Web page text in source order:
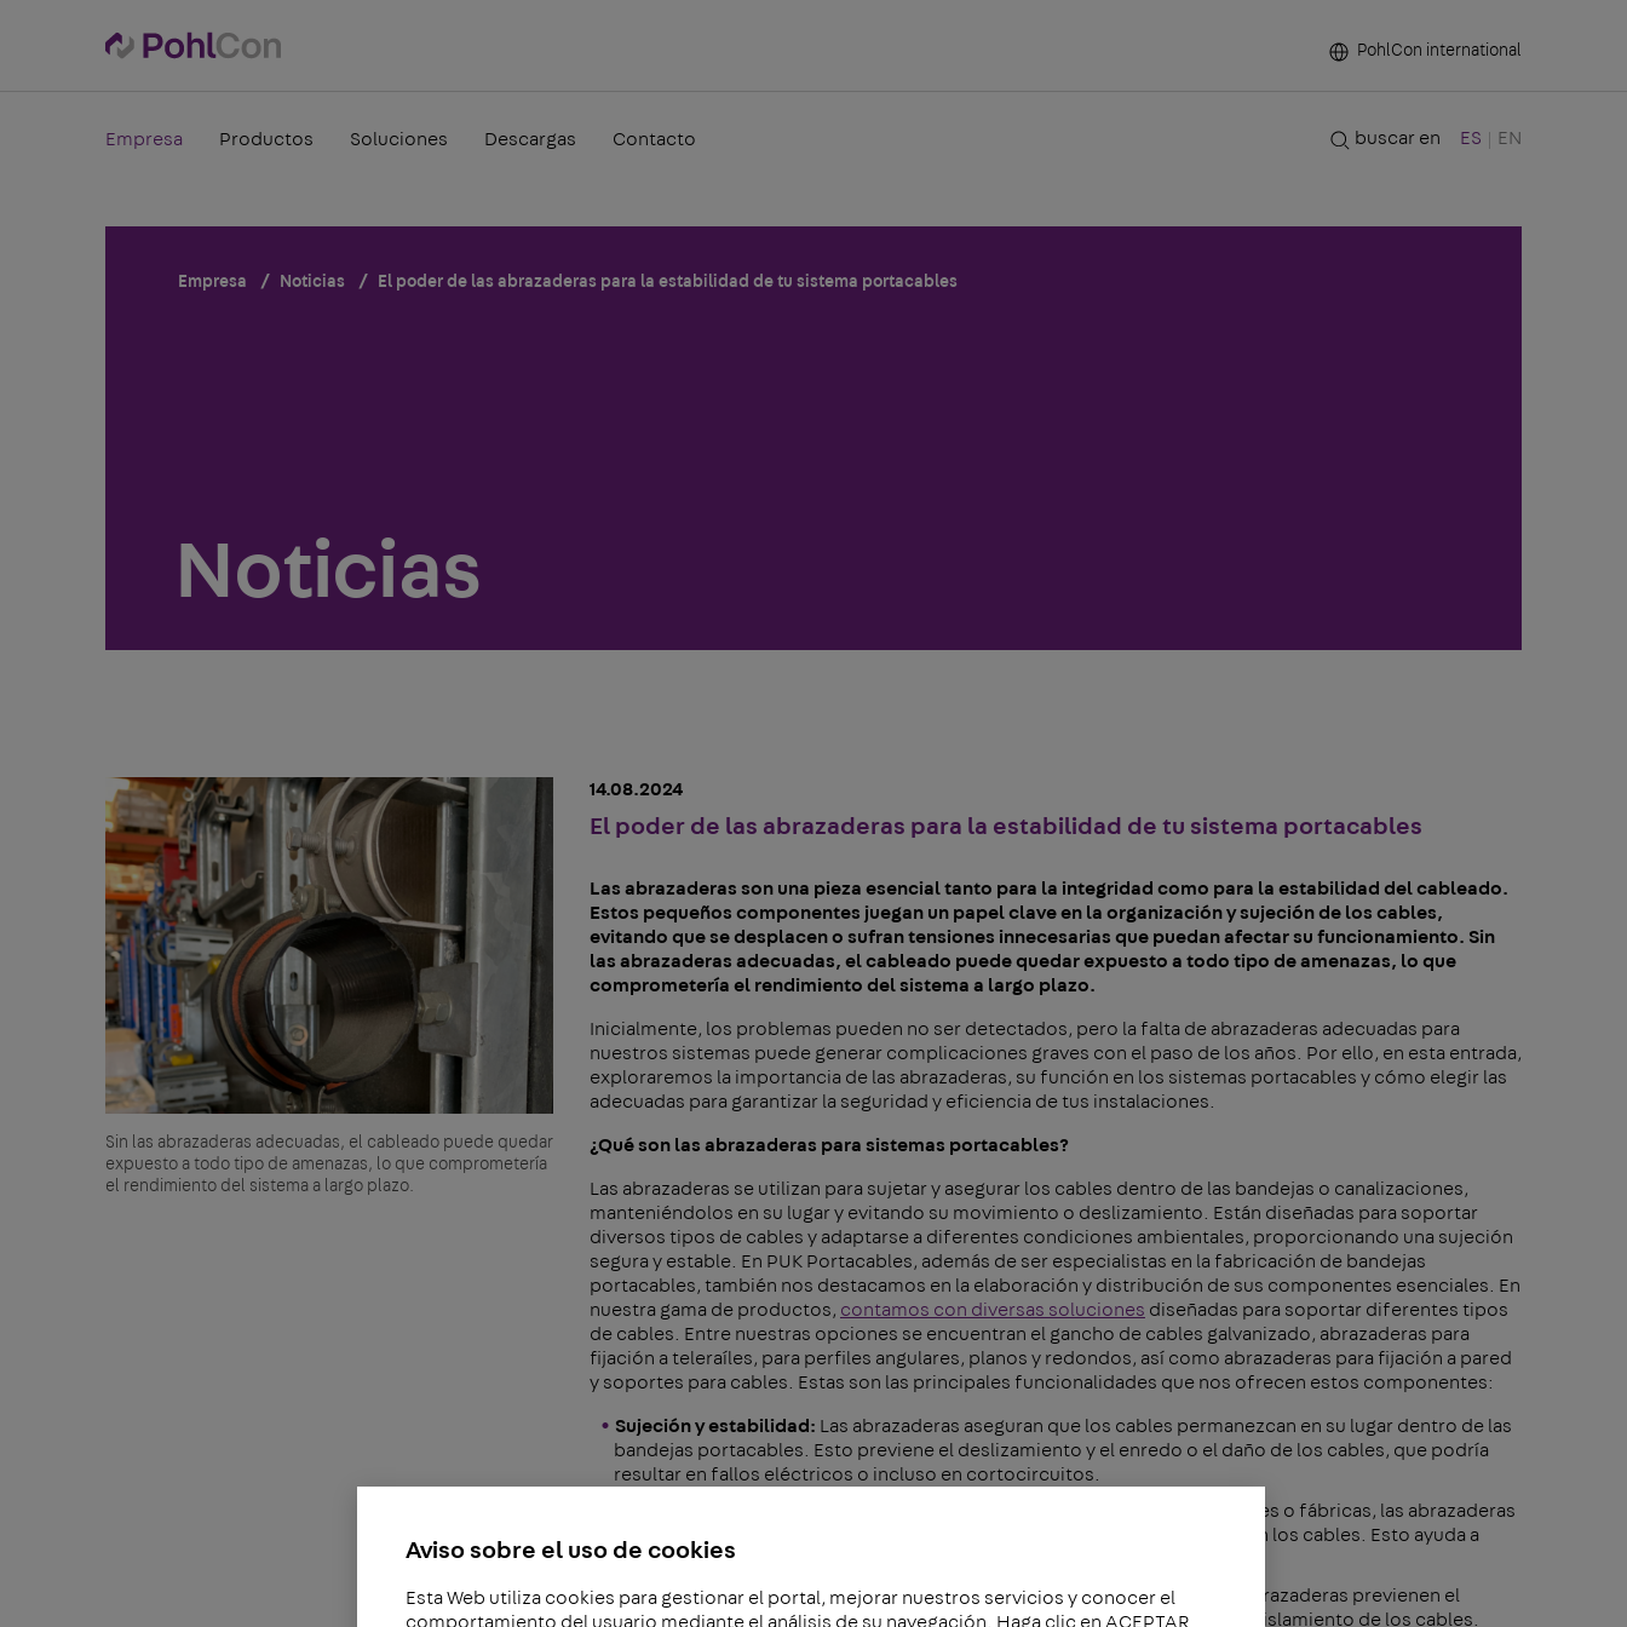
Aviso sobre el uso de cookies
Esta Web utiliza cookies para gestionar el portal, mejorar nuestros servicios y conocer el
comportamiento del usuario mediante el análisis de su navegación. Haga clic en ACEPTAR
PohlCon international
Empresa Productos Soluciones Descargas Contacto buscar en ES EN
Empresa Noticias El poder de las abrazaderas para la estabilidad de tu sistema portacables
Noticias
Sin las abrazaderas adecuadas, el cableado puede quedar
expuesto a todo tipo de amenazas, lo que comprometería
el rendimiento del sistema a largo plazo.
14.08.2024
El poder de las abrazaderas para la estabilidad de tu sistema portacables
Las abrazaderas son una pieza esencial tanto para la integridad como para la estabilidad del cableado.
Estos pequeños componentes juegan un papel clave en la organización y sujeción de los cables,
evitando que se desplacen o sufran tensiones innecesarias que puedan afectar su funcionamiento. Sin
las abrazaderas adecuadas, el cableado puede quedar expuesto a todo tipo de amenazas, lo que
comprometería el rendimiento del sistema a largo plazo.
Inicialmente, los problemas pueden no ser detectados, pero la falta de abrazaderas adecuadas para
nuestros sistemas puede generar complicaciones graves con el paso de los años. Por ello, en esta entrada,
exploraremos la importancia de las abrazaderas, su función en los sistemas portacables y cómo elegir las
adecuadas para garantizar la seguridad y eficiencia de tus instalaciones.
¿Qué son las abrazaderas para sistemas portacables?
Las abrazaderas se utilizan para sujetar y asegurar los cables dentro de las bandejas o canalizaciones,
manteniéndolos en su lugar y evitando su movimiento o deslizamiento. Están diseñadas para soportar
diversos tipos de cables y adaptarse a diferentes condiciones ambientales, proporcionando una sujeción
segura y estable. En PUK Portacables, además de ser especialistas en la fabricación de bandejas
portacables, también nos destacamos en la elaboración y distribución de sus componentes esenciales. En
nuestra gama de productos, contamos con diversas soluciones diseñadas para soportar diferentes tipos
de cables. Entre nuestras opciones se encuentran el gancho de cables galvanizado, abrazaderas para
fijación a teleraíles, para perfiles angulares, planos y redondos, así como abrazaderas para fijación a pared
y soportes para cables. Estas son las principales funcionalidades que nos ofrecen estos componentes:
Sujeción y estabilidad: Las abrazaderas aseguran que los cables permanezcan en su lugar dentro de las
bandejas portacables. Esto previene el deslizamiento y el enredo o el daño de los cables, que podría
resultar en fallos eléctricos o incluso en cortocircuitos.
En entornos con altas vibraciones, como túneles o fábricas, las abrazaderas
actúan como amortiguadores, reduciendo el impacto de las vibraciones en los cables. Esto ayuda a
prolongar su vida útil y asegura un rendimiento constante.
Prevención de daños:Al mantener los cables organizados y sujetos, las abrazaderas previenen el
contacto con bordes afilados o superficies rugosas que podrían dañar el aislamiento de los cables.